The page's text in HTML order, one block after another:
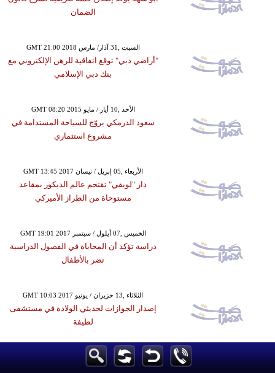
الضمان
GMT 21:00 2018 السبت ,31 آذار/ مارس
"أراضي دبي" توقع اتفاقية للرهن الإلكتروني مع
بنك دبي الإسلامي
GMT 08:20 2015 الأحد ,10 أيار / مايو
سعود الدرمكي يروّج للسياحة المستدامة في
مشروع استثماري
GMT 13:45 2017 الأربعاء ,05 إبريل / نيسان
دار "لويفي" تقتحم عالم الديكور بمقاعد
مستوحاة من الطراز الأميركي
GMT 19:01 2017 الخميس ,07 أيلول / سبتمبر
دراسة تؤكد أن المحاباة في الفصول الدراسية
تضر بالأطفال
GMT 10:03 2017 الثلاثاء ,13 حزيران / يونيو
إصدار الجوازات لحديثي الولادة في مستشفى
لطيفة
GMT 16:44 2017 الإثنين ,03 تموز / يوليو